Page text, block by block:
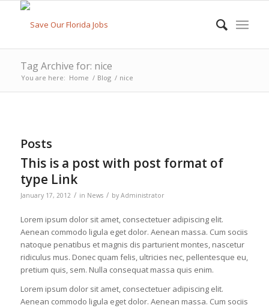
Tag Archive for: nice
You are here: Home / Blog / nice
Posts
This is a post with post format of
type Link
January 17, 2012 / in News / by Administrator
Lorem ipsum dolor sit amet, consectetuer adipiscing elit.
Aenean commodo ligula eget dolor. Aenean massa. Cum sociis
natoque penatibus et magnis dis parturient montes, nascetur
ridiculus mus. Donec quam felis, ultricies nec, pellentesque eu,
pretium quis, sem. Nulla consequat massa quis enim.
Lorem ipsum dolor sit amet, consectetuer adipiscing elit.
Aenean commodo ligula eget dolor. Aenean massa. Cum sociis